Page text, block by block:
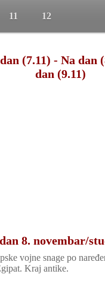
11 12
(7.11) - Na dan
dan (9.11)
8. novembar/
vojne snage po
Kraj antike.